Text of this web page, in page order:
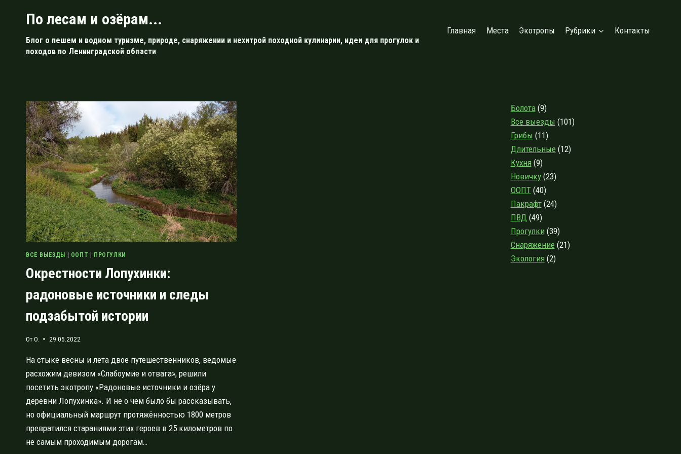
По лесам и озёрам...
Блог о пешем и водном туризме, природе, снаряжении и нехитрой походной кулинарии, идеи для прогулок и
походов по Ленинградской области
Главная Места Экотропы Рубрики Контакты
ВСЕ ВЫЕЗДЫ ООПТ ПРОГУЛКИ
Окрестности Лопухинки:
радоновые источники и следы
подзабытой истории
ОтO. 29.05.2022
На стыке весны и лета двое путешественников, ведомые
расхожим девизом «Слабоумие и отвага», решили
посетить экотропу «Радоновые источники и озёра у
деревни Лопухинка». И не о чем было бы рассказывать,
но официальный маршрут протяжённостью 1800 метров
превратился стараниями этих героев в 25 километров по
не самым проходимым дорогам…
Болота(9)
Все выезды (101)
Грибы (11)
Длительные(12)
Кухня(9)
Новичку(23)
ООПТ(40)
Пакрафт(24)
ПВД(49)
Прогулки(39)
Снаряжение(21)
Экология(2)